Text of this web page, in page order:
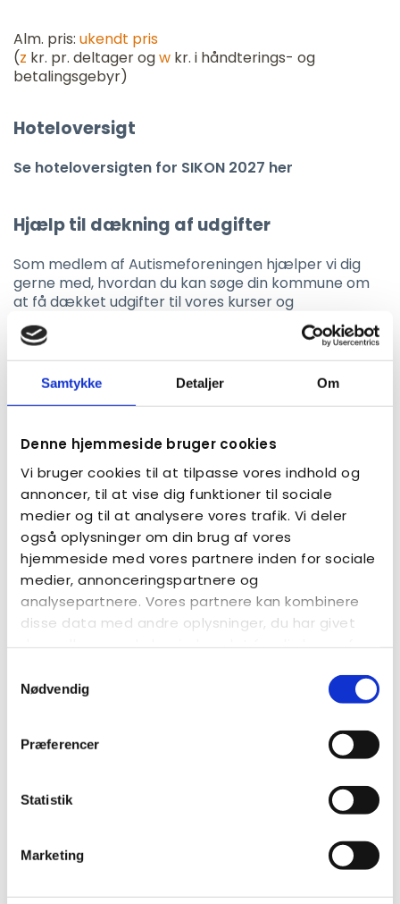
Samtykke Detaljer Om
Denne hjemmeside bruger cookies
Vi bruger cookies til at tilpasse vores indhold og
annoncer, til at vise dig funktioner til sociale
medier og til at analysere vores trafik. Vi deler
også oplysninger om din brug af vores
hjemmeside med vores partnere inden for sociale
medier, annonceringspartnere og
analysepartnere. Vores partnere kan kombinere
disse data med andre oplysninger, du har givet
dem, eller som de har indsamlet fra din brug af
Nødvendig
Præferencer
Statistik
Marketing
Alm. pris: ukendt pris
(z kr. pr. deltager ogw kr. i håndterings- og
betalingsgebyr)
Hoteloversigt
Se hoteloversigten for SIKON 2027 her
Hjælp til dækning af udgifter
Som medlem af Autismeforeningen hjælper vi dig
gerne med, hvordan du kan søge din kommune om
at få dækket udgifter til vores kurser og
konferencer.
Du kan kontakte Autismeforeningenssocialrådgiver
kursusudgifter her.
Afbud og refundering
Evt. afbud skal meddelelse skriftligt til
SIKON@autismeforening.dk
Ved afbud frem til og med 26. marts 2027 refunderes
50 %.
Ved afbud efter d. 26. marts 2027 er der ingen
mulighed for refundering.